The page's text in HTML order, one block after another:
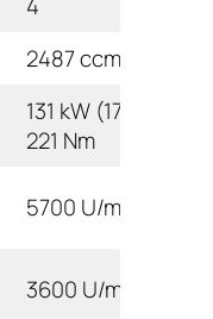
4
2487 ccm
131 kW (178 PS) /
221 Nm
5700 U/min
3600 U/min